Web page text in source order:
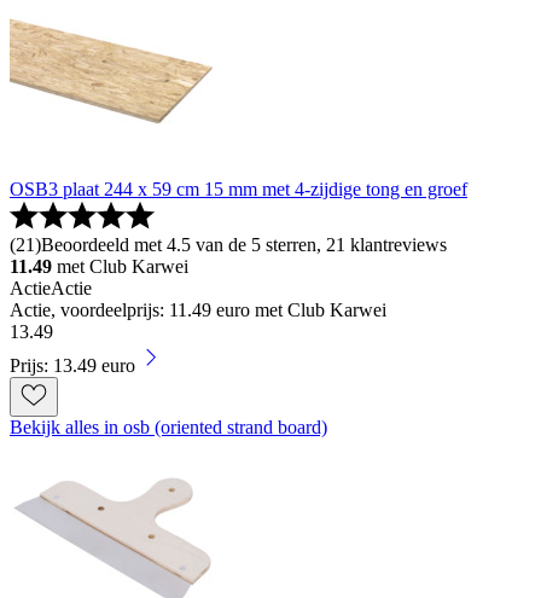
OSB3 plaat 244 x 59 cm 15 mm met 4-zijdige tong en groef
(21)Beoordeeld met 4.5 van de 5 sterren, 21 klantreviews
11.49 met Club Karwei
ActieActie
Actie, voordeelprijs: 11.49 euro met Club Karwei
13.49
Prijs: 13.49 euro
Bekijk alles in osb (oriented strand board)